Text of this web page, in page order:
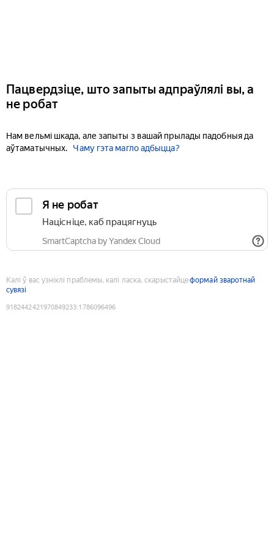
Пацвердзіце, што запыты адпраўлялі вы, а
не робат
Нам вельмі шкада, але запыты з вашай прылады падобныя да
аўтаматычных.
Чаму гэта магло адбыцца?
Я не робат
Націсніце, каб працягнуць
SmartCaptcha by Yandex Cloud
Калі ў вас узніклі праблемы, калі ласка, скарыстайцеформай зваротнай
сувязі
9182442421970849233:1786096496